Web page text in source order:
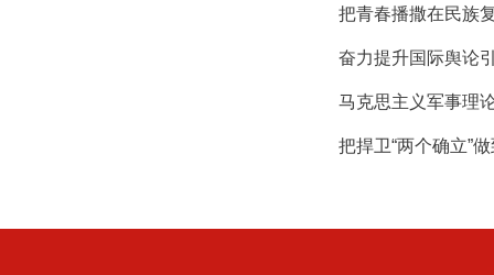
把青春播撒在民族
奋力提升国际舆论
马克思主义军事理
把捍卫“两个确立”